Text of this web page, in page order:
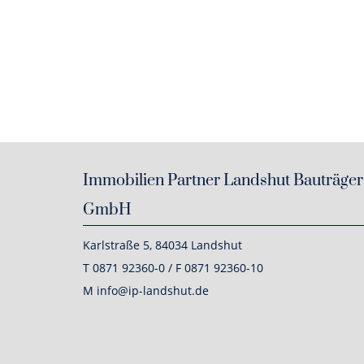
Immobilien Partner Landshut Bauträger
GmbH
Karlstraße 5, 84034 Landshut
T 0871 92360-0 / F 0871 92360-10
M info@ip-landshut.de